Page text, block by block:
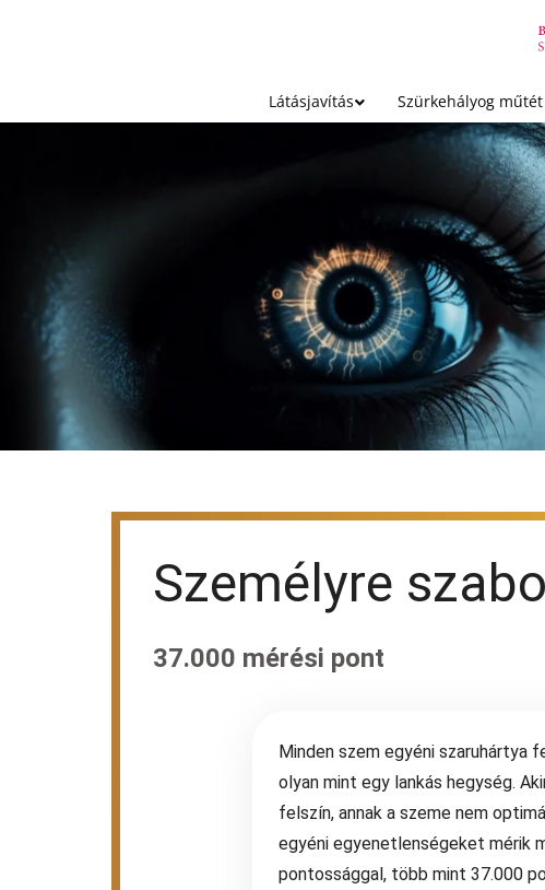
Látásjavítás Szürkehályog műtét
Személyre
37.000 mérési pont
Minden szem egyéni szaruhártya
olyan mint egy lankás hegység.
felszín, annak a szeme nem
egyéni egyenetlenségeket mérik
pontossággal, több mint 37.000